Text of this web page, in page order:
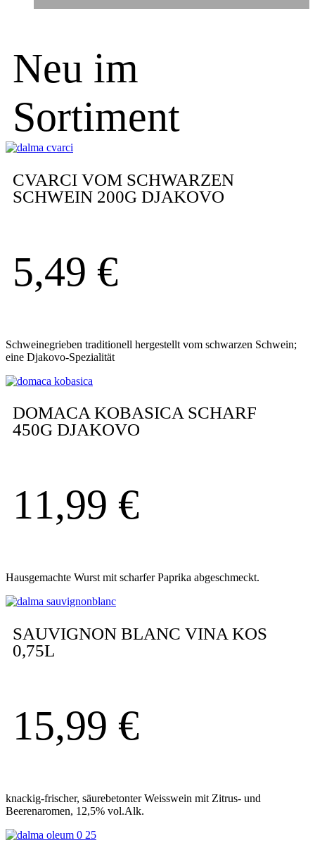
Neu im
Sortiment
CVARCI VOM SCHWARZEN
SCHWEIN 200G DJAKOVO
5,49 €
Schweinegrieben traditionell hergestellt vom schwarzen Schwein;
eine Djakovo-Spezialität
DOMACA KOBASICA SCHARF
450G DJAKOVO
11,99 €
Hausgemachte Wurst mit scharfer Paprika abgeschmeckt.
SAUVIGNON BLANC VINA KOS
0,75L
15,99 €
knackig-frischer, säurebetonter Weisswein mit Zitrus- und
Beerenaromen, 12,5% vol.Alk.